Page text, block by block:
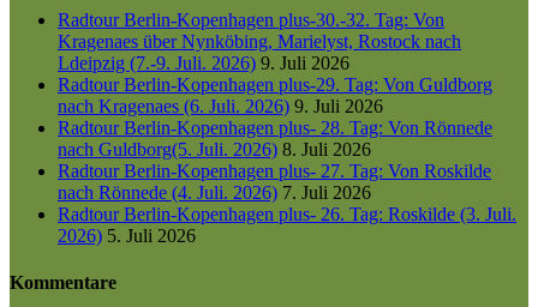
Radtour Berlin-Kopenhagen plus-30.-32. Tag: Von
Kragenaes über Nynköbing, Marielyst, Rostock nach
Ldeipzig (7.-9. Juli. 2026) 9. Juli 2026
Radtour Berlin-Kopenhagen plus-29. Tag: Von Guldborg
nach Kragenaes (6. Juli. 2026) 9. Juli 2026
Radtour Berlin-Kopenhagen plus- 28. Tag: Von Rönnede
nach Guldborg(5. Juli. 2026) 8. Juli 2026
Radtour Berlin-Kopenhagen plus- 27. Tag: Von Roskilde
nach Rönnede (4. Juli. 2026) 7. Juli 2026
Radtour Berlin-Kopenhagen plus- 26. Tag: Roskilde (3. Juli.
2026) 5. Juli 2026
Kommentare